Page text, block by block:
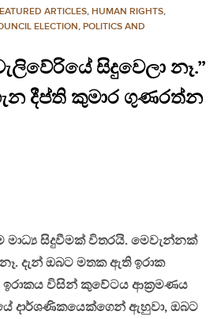
ARTICLES, HUMAN RIGHTS,
ELECTION, POLITICS AND
සිදුවෙලා නෑ.”
දීප්ති කුමාර ගුණරත්න
මාධ්‍ය සිදුවීමක් විතරයි. මෙවැන්නක්
දැන් ඔබට මතක ඇති ඉරාක
විසින් කුවේටය ආක්‍රමණය
දාර්ශණිකයෙක්ගෙන් ඇහුවා, ඔබට